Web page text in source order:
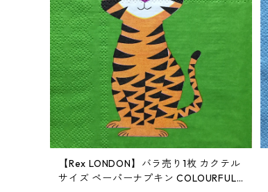
【Rex LONDON】バラ売り1枚 カクテル
サイズ ペーパーナプキン COLOURFUL